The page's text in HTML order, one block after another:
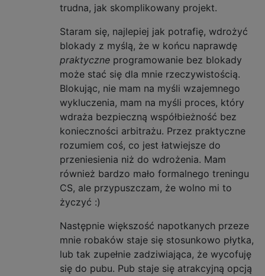
trudna, jak skomplikowany projekt.
Staram się, najlepiej jak potrafię, wdrożyć
blokady z myślą, że w końcu naprawdę
praktyczne programowanie bez blokady
może stać się dla mnie rzeczywistością.
Blokując, nie mam na myśli wzajemnego
wykluczenia, mam na myśli proces, który
wdraża bezpieczną współbieżność bez
konieczności arbitrażu. Przez praktyczne
rozumiem coś, co jest łatwiejsze do
przeniesienia niż do wdrożenia. Mam
również bardzo mało formalnego treningu
CS, ale przypuszczam, że wolno mi to
życzyć :)
Następnie większość napotkanych przeze
mnie robaków staje się stosunkowo płytka,
lub tak zupełnie zadziwiająca, że ​​wycofuję
się do pubu. Pub staje się atrakcyjną opcją